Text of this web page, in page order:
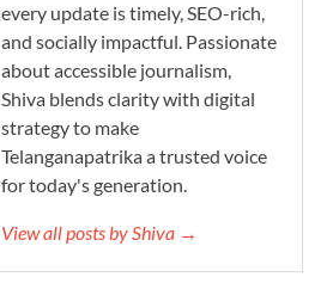
every update is timely, SEO-rich,
and socially impactful. Passionate
about accessible journalism,
Shiva blends clarity with digital
strategy to make
Telanganapatrika a trusted voice
for today's generation.
View all posts by Shiva →